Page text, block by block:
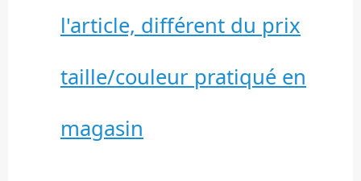
l'article, différent du prix
taille/couleur pratiqué en
magasin